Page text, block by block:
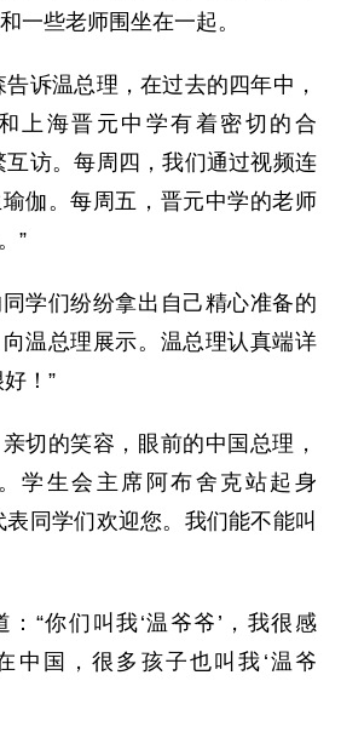
一些老师围坐在一起。
诉温总理，在过去的四年中，
上海晋元中学有着密切的合
互访。每周四，我们通过视频连
伽。每周五，晋元中学的老师
”
们纷纷拿出自己精心准备的
温总理展示。温总理认真端详
！”
的笑容，眼前的中国总理，
学生会主席阿布舍克站起身
表同学们欢迎您。我们能不能叫
你们叫我‘温爷爷’，我很感
中国，很多孩子也叫我‘温爷